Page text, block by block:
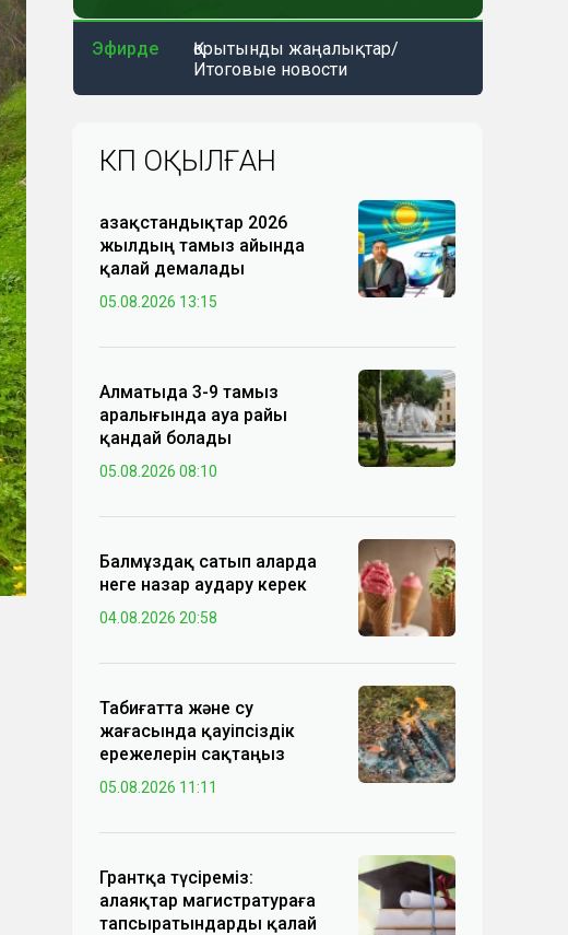
Эфирде
Қорытынды жаңалықтар/
Итоговые новости
КӨП ОҚЫЛҒАН
Қазақстандықтар 2026
жылдың тамыз айында
қалай демалады
05.08.2026 13:15
Алматыда 3-9 тамыз
аралығында ауа райы
қандай болады
05.08.2026 08:10
Балмұздақ сатып аларда
неге назар аудару керек
04.08.2026 20:58
Табиғатта және су
жағасында қауіпсіздік
ережелерін сақтаңыз
05.08.2026 11:11
Грантқа түсіреміз:
алаяқтар магистратураға
тапсыратындарды қалай